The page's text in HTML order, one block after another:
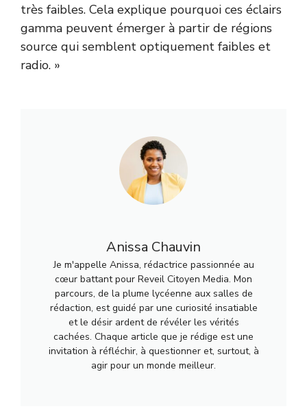
très faibles. Cela explique pourquoi ces éclairs
gamma peuvent émerger à partir de régions
source qui semblent optiquement faibles et
radio. »
Anissa Chauvin
Je m'appelle Anissa, rédactrice passionnée au
cœur battant pour Reveil Citoyen Media. Mon
parcours, de la plume lycéenne aux salles de
rédaction, est guidé par une curiosité insatiable
et le désir ardent de révéler les vérités
cachées. Chaque article que je rédige est une
invitation à réfléchir, à questionner et, surtout, à
agir pour un monde meilleur.